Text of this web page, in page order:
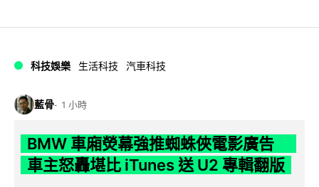
科技娛樂 生活科技 汽車科技
藍骨 1 小時
BMW 車廂熒幕強推蜘蛛俠電影廣告
車主怒轟堪比 iTunes 送 U2 專輯翻版